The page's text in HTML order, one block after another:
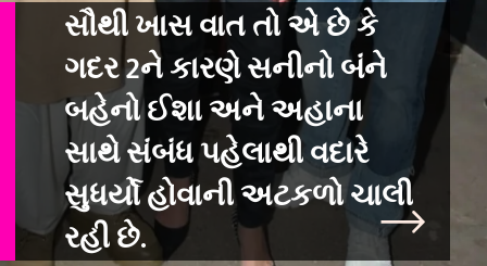
સૌથી ખાસ વાત તો એ છે કે
ગદર 2ને કારણે સનીનો બંને
બહેનો ઈશા અને અહાના
સાથે સંબંધ પહેલાથી વદારે
સુધર્યો હોવાની અટકળો ચાલી
રહી છે.